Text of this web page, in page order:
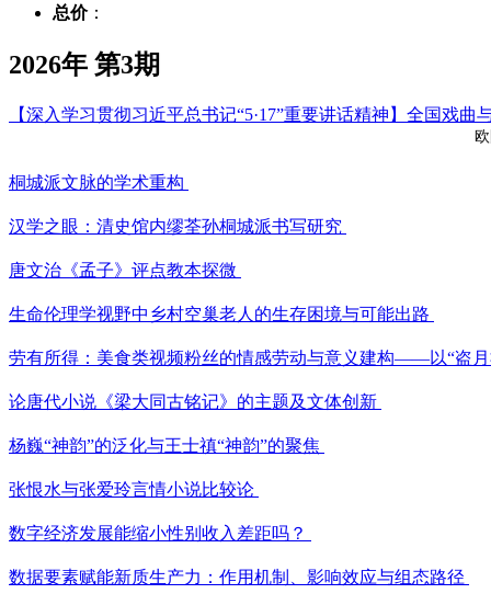
总价：
2026年 第3期
【深入学习贯彻习近平总书记“5·17”重要讲话精神】全国戏
桐城派文脉的学术重构
汉学之眼：清史馆内缪荃孙桐城派书写研究
唐文治《孟子》评点教本探微
生命伦理学视野中乡村空巢老人的生存困境与可能出路
劳有所得：美食类视频粉丝的情感劳动与意义建构——以“盗
论唐代小说《梁大同古铭记》的主题及文体创新
杨巍“神韵”的泛化与王士禛“神韵”的聚焦
张恨水与张爱玲言情小说比较论
数字经济发展能缩小性别收入差距吗？
数据要素赋能新质生产力：作用机制、影响效应与组态路径